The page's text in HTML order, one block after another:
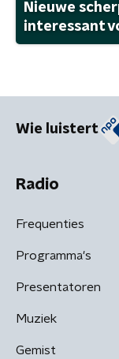
Nieuwe
interessant
Wie luistert
Radio
Frequenties
Programma's
Presentatoren
Muziek
Gemist